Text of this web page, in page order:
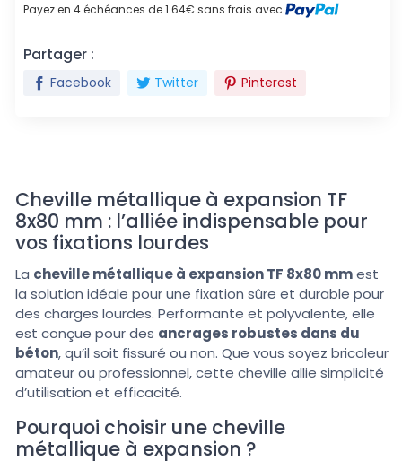
Payez en 4 échéances de 1.64€ sans frais avec
Partager :
Facebook Twitter Pinterest
Cheville métallique à expansion TF
8x80 mm : l’alliée indispensable pour
vos fixations lourdes
La cheville métallique à expansion TF 8x80 mmest
la solution idéale pour une fixation sûre et durable pour
des charges lourdes. Performante et polyvalente, elle
est conçue pour des ancrages robustes dans du
béton, qu’il soit fissuré ou non. Que vous soyez bricoleur
amateur ou professionnel, cette cheville allie simplicité
d’utilisation et efficacité.
Pourquoi choisir une cheville
métallique à expansion ?